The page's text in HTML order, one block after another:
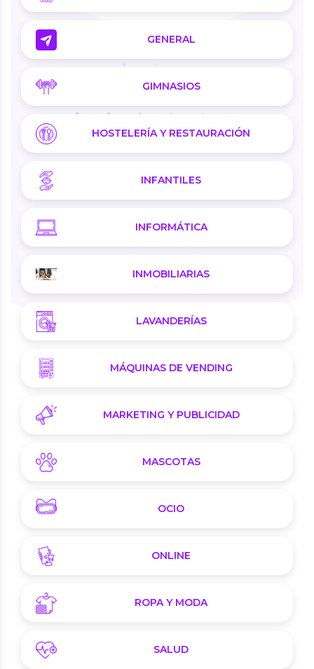
GENERAL
GIMNASIOS
HOSTELERÍA Y RESTAURACIÓN
INFANTILES
INFORMÁTICA
INMOBILIARIAS
LAVANDERÍAS
MÁQUINAS DE VENDING
MARKETING Y PUBLICIDAD
MASCOTAS
OCIO
ONLINE
ROPA Y MODA
SALUD